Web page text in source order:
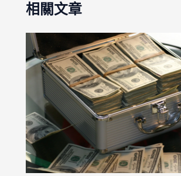
相關文章